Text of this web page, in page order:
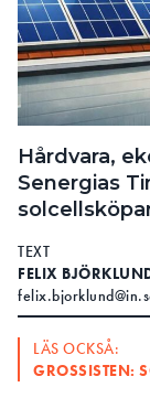
Hårdvara,
Senergias
TEXT
FELIX
LÄS OCKSÅ:
GROSSISTEN: